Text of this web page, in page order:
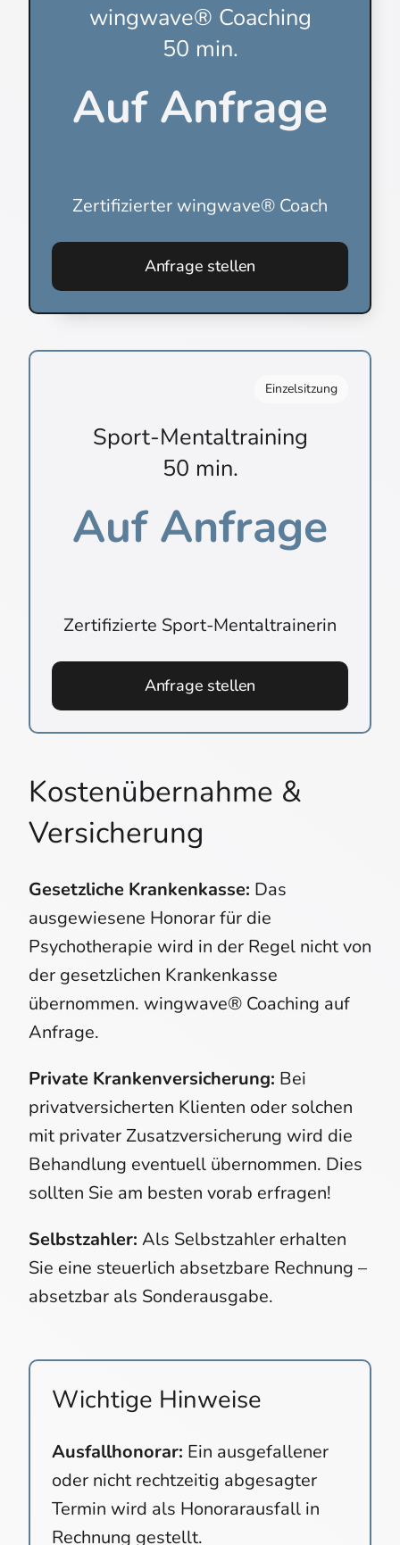
wingwave® Coaching
50 min.
Auf Anfrage
Zertifizierter wingwave® Coach
Anfrage stellen
Einzelsitzung
Sport-Mentaltraining
50 min.
Auf Anfrage
Zertifizierte Sport-Mentaltrainerin
Anfrage stellen
Kostenübernahme &
Versicherung
Gesetzliche Krankenkasse: Das
ausgewiesene Honorar für die
Psychotherapie wird in der Regel nicht von
der gesetzlichen Krankenkasse
übernommen. wingwave® Coaching auf
Anfrage.
Private Krankenversicherung: Bei
privatversicherten Klienten oder solchen
mit privater Zusatzversicherung wird die
Behandlung eventuell übernommen. Dies
sollten Sie am besten vorab erfragen!
Selbstzahler: Als Selbstzahler erhalten
Sie eine steuerlich absetzbare Rechnung –
absetzbar als Sonderausgabe.
Wichtige Hinweise
Ausfallhonorar: Ein ausgefallener
oder nicht rechtzeitig abgesagter
Termin wird als Honorarausfall in
Rechnung gestellt.